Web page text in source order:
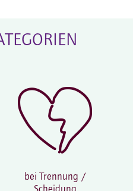
bei
Trennung /